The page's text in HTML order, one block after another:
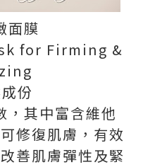
面膜
for Firming &
份
，其中富含維他
修復肌膚，有效
善肌膚彈性及緊